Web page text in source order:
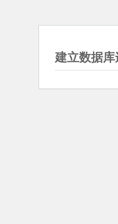
建立数据